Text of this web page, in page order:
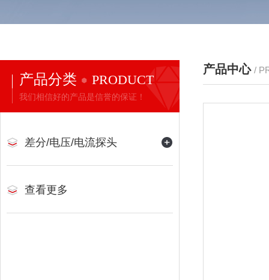
产品分类 PRODUCT
我们相信好的产品是信誉的保证！
差分/电压/电流探头
查看更多
产品中心 /